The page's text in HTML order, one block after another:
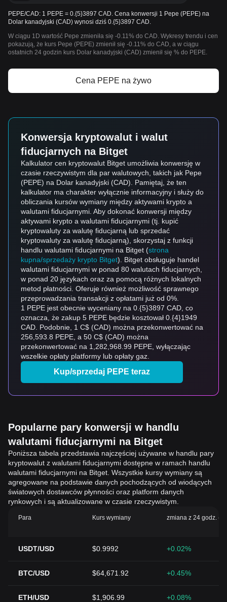
PEPE/CAD: 1 PEPE = 0.{5}3897 CAD. Cena konwersji 1 Pepe (PEPE) na
Dolar kanadyjski (CAD) wynosi dziś 0.{5}3897 CAD.
W ciągu 1D wartość Pepe zmieniła się -0.11% do CAD. Wykresy trendu i cen
pokazują, że kurs Pepe (PEPE) zmienił się -0.11% do CAD, a w ciągu
ostatnich 24 godzin kurs Dolar kanadyjski (CAD) zmienił się % do PEPE.
Cena PEPE na żywo
Konwersja kryptowalut i walut
fiducjarnych na Bitget
Kalkulator cen kryptowalut Bitget umożliwia konwersję w
czasie rzeczywistym dla par walutowych, takich jak Pepe
(PEPE) na Dolar kanadyjski (CAD). Pamiętaj, że ten
kalkulator ma charakter wyłącznie informacyjny i służy do
obliczania kursów wymiany między aktywami krypto a
walutami fiducjarnymi. Aby dokonać konwersji między
aktywami krypto a walutami fiducjarnymi (tj. kupić
kryptowaluty za walutę fiducjarną lub sprzedać
kryptowaluty za walutę fiducjarną), skorzystaj z funkcji
handlu walutami fiducjarnymi na Bitget (strona
kupna/sprzedaży krypto Bitget). Bitget obsługuje handel
walutami fiducjarnymi w ponad 80 walutach fiducjarnych,
w ponad 20 językach oraz za pomocą różnych lokalnych
metod płatności. Oferuje również możliwość sprawnego
przeprowadzania transakcji z opłatami już od 0%.
1 PEPE jest obecnie wyceniany na 0.{5}3897 CAD, co
oznacza, że zakup 5 PEPE będzie kosztował 0.{4}1949
CAD. Podobnie, 1 C$ (CAD) można przekonwertować na
256,593.8 PEPE, a 50 C$ (CAD) można
przekonwertować na 1,282,968.99 PEPE, wyłączając
wszelkie opłaty platformy lub opłaty gaz.
Kup/sprzedaj PEPE teraz
Popularne pary konwersji w handlu
walutami fiducjarnymi na Bitget
Poniższa tabela przedstawia najczęściej używane w handlu pary
kryptowalut z walutami fiducjarnymi dostępne w ramach handlu
walutami fiducjarnymi na Bitget. Wszystkie kursy wymiany są
agregowane na podstawie danych pochodzących od wiodących
światowych dostawców płynności oraz platform danych
rynkowych i są aktualizowane w czasie rzeczywistym.
Para Kurs wymiany zmiana z 24 godz.
USDT/USD $0.9992 +0.02%
BTC/USD $64,671.92 +0.45%
ETH/USD $1,906.99 +0.08%